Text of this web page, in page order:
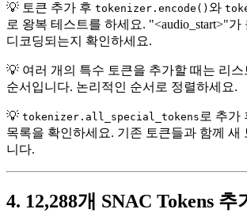
💡 토큰 추가 후 tokenizer.encode() 와
로 왕복 테스트를 하세요. "<audio_start>"
디코딩되는지 확인하세요.
💡 여러 개의 특수 토큰을 추가할 때는 리
순서입니다. 논리적인 순서로 정렬하세요.
💡 tokenizer.all_special_tokens로 추가
목록을 확인하세요. 기존 토큰들과 함께 새
니다.
4. 12,288개 SNAC Tokens 추